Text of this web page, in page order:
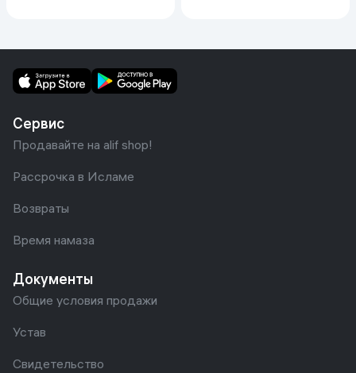
Сервис
Продавайте на alif shop!
Рассрочка в Исламе
Возвраты
Время намаза
Документы
Общие условия продажи
Устав
Свидетельство